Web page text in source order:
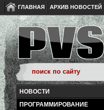
ГЛАВНАЯ АРХИВ НОВОСТЕЙ
НОВОСТИ
ПРОГРАММИРОВАНИЕ